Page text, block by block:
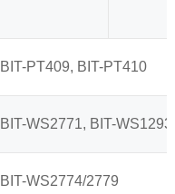
BIT-PT409, BIT-PT410
BIT-WS2771, BIT-
BIT-WS2774/2779